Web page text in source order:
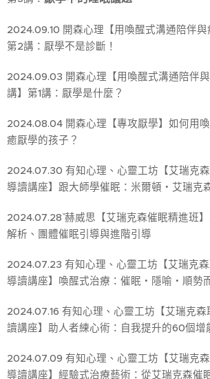
2024.09.10 開森心理【用喚醒式溝通陪伴與
第2講：厭學不是診斷！
2024.09.03 開森心理【用喚醒式溝通陪伴
講】第1講：厭學是什麼？
2024.08.04 開森心理【專攻厭學】如何用
癒厭學的孩子？
2024.07.30 有知心理、心靈工坊【艾瑞克
導讀講座】跟大師學催眠：米爾頓・艾瑞克
2024.0˙7.28ˇ 赫威思【艾瑞克森催眠精進班
解析、團體催眠引導與進階引導
2024.07.23 有知心理、心靈工坊【艾瑞克
導讀講座】喚醒式治療：催眠・隱喻・順勢
2024.07.16 有知心理、心靈工坊【艾瑞克
讀講座】助人者練心術：自我提升的60個增
2024.07.09 有知心理、心靈工坊【艾瑞克
導讀講座】經驗式治療藝術：從艾瑞克森催